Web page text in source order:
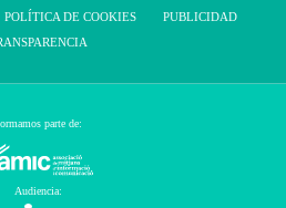
POLÍTICA DE COOKIES
PUBLICIDAD
parte de:
Audiencia: